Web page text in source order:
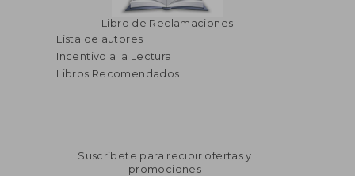
Libro de Reclamaciones
Lista de autores
Incentivo a la Lectura
Libros Recomendados
Suscríbete para recibir ofertas y
promociones